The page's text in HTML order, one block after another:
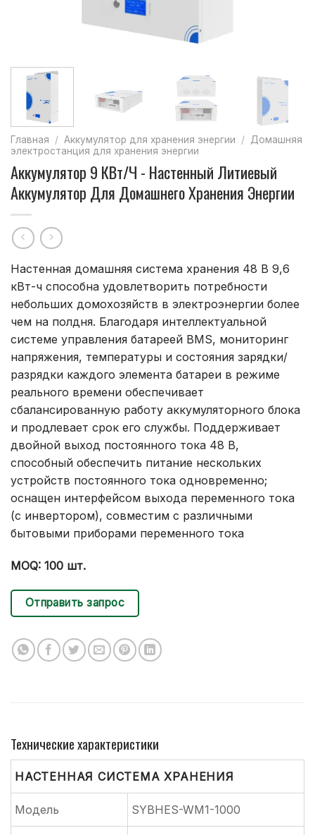
Главная / Аккумулятор для хранения энергии / Домашняя
электростанция для хранения энергии
Аккумулятор 9 КВт/ч - Настенный Литиевый
Аккумулятор Для Домашнего Хранения Энергии
Настенная домашняя система хранения 48 В 9,6
кВт-ч способна удовлетворить потребности
небольших домохозяйств в электроэнергии более
чем на полдня. Благодаря интеллектуальной
системе управления батареей BMS, мониторинг
напряжения, температуры и состояния зарядки/
разрядки каждого элемента батареи в режиме
реального времени обеспечивает
сбалансированную работу аккумуляторного блока
и продлевает срок его службы. Поддерживает
двойной выход постоянного тока 48 В,
способный обеспечить питание нескольких
устройств постоянного тока одновременно;
оснащен интерфейсом выхода переменного тока
(с инвертором), совместим с различными
бытовыми приборами переменного тока
MOQ: 100 шт.
Отправить запрос
Технические характеристики
НАСТЕННАЯ СИСТЕМА ХРАНЕНИЯ
Модель SYBHES-WM1-1000